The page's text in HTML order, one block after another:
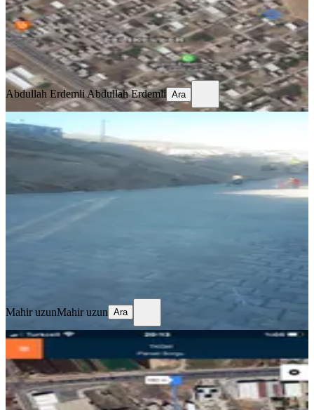
3.600.000 ₺
Abdullah ErdemliAbdullah Erdemli
Ara
Abdullah ErdemliAbdullah Erdemli Ara
Sahibinden Satılık Yolu Yapılmış
Kellepir Arsa 2 Adet
Ergani, Şirinevler Mahallesi
404 m²
Mahir uzunMahir uzun Ara
Kayapınar Çölgüzeli Satılık Arsa
Kayapınar, Çölgüzeli Mahallesi
1000 m² ·3.800/m²·23.05.2026